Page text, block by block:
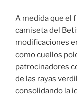
A medida que el
camiseta del
modificaciones
como cuellos
patrocinadores
de las rayas
consolidando la